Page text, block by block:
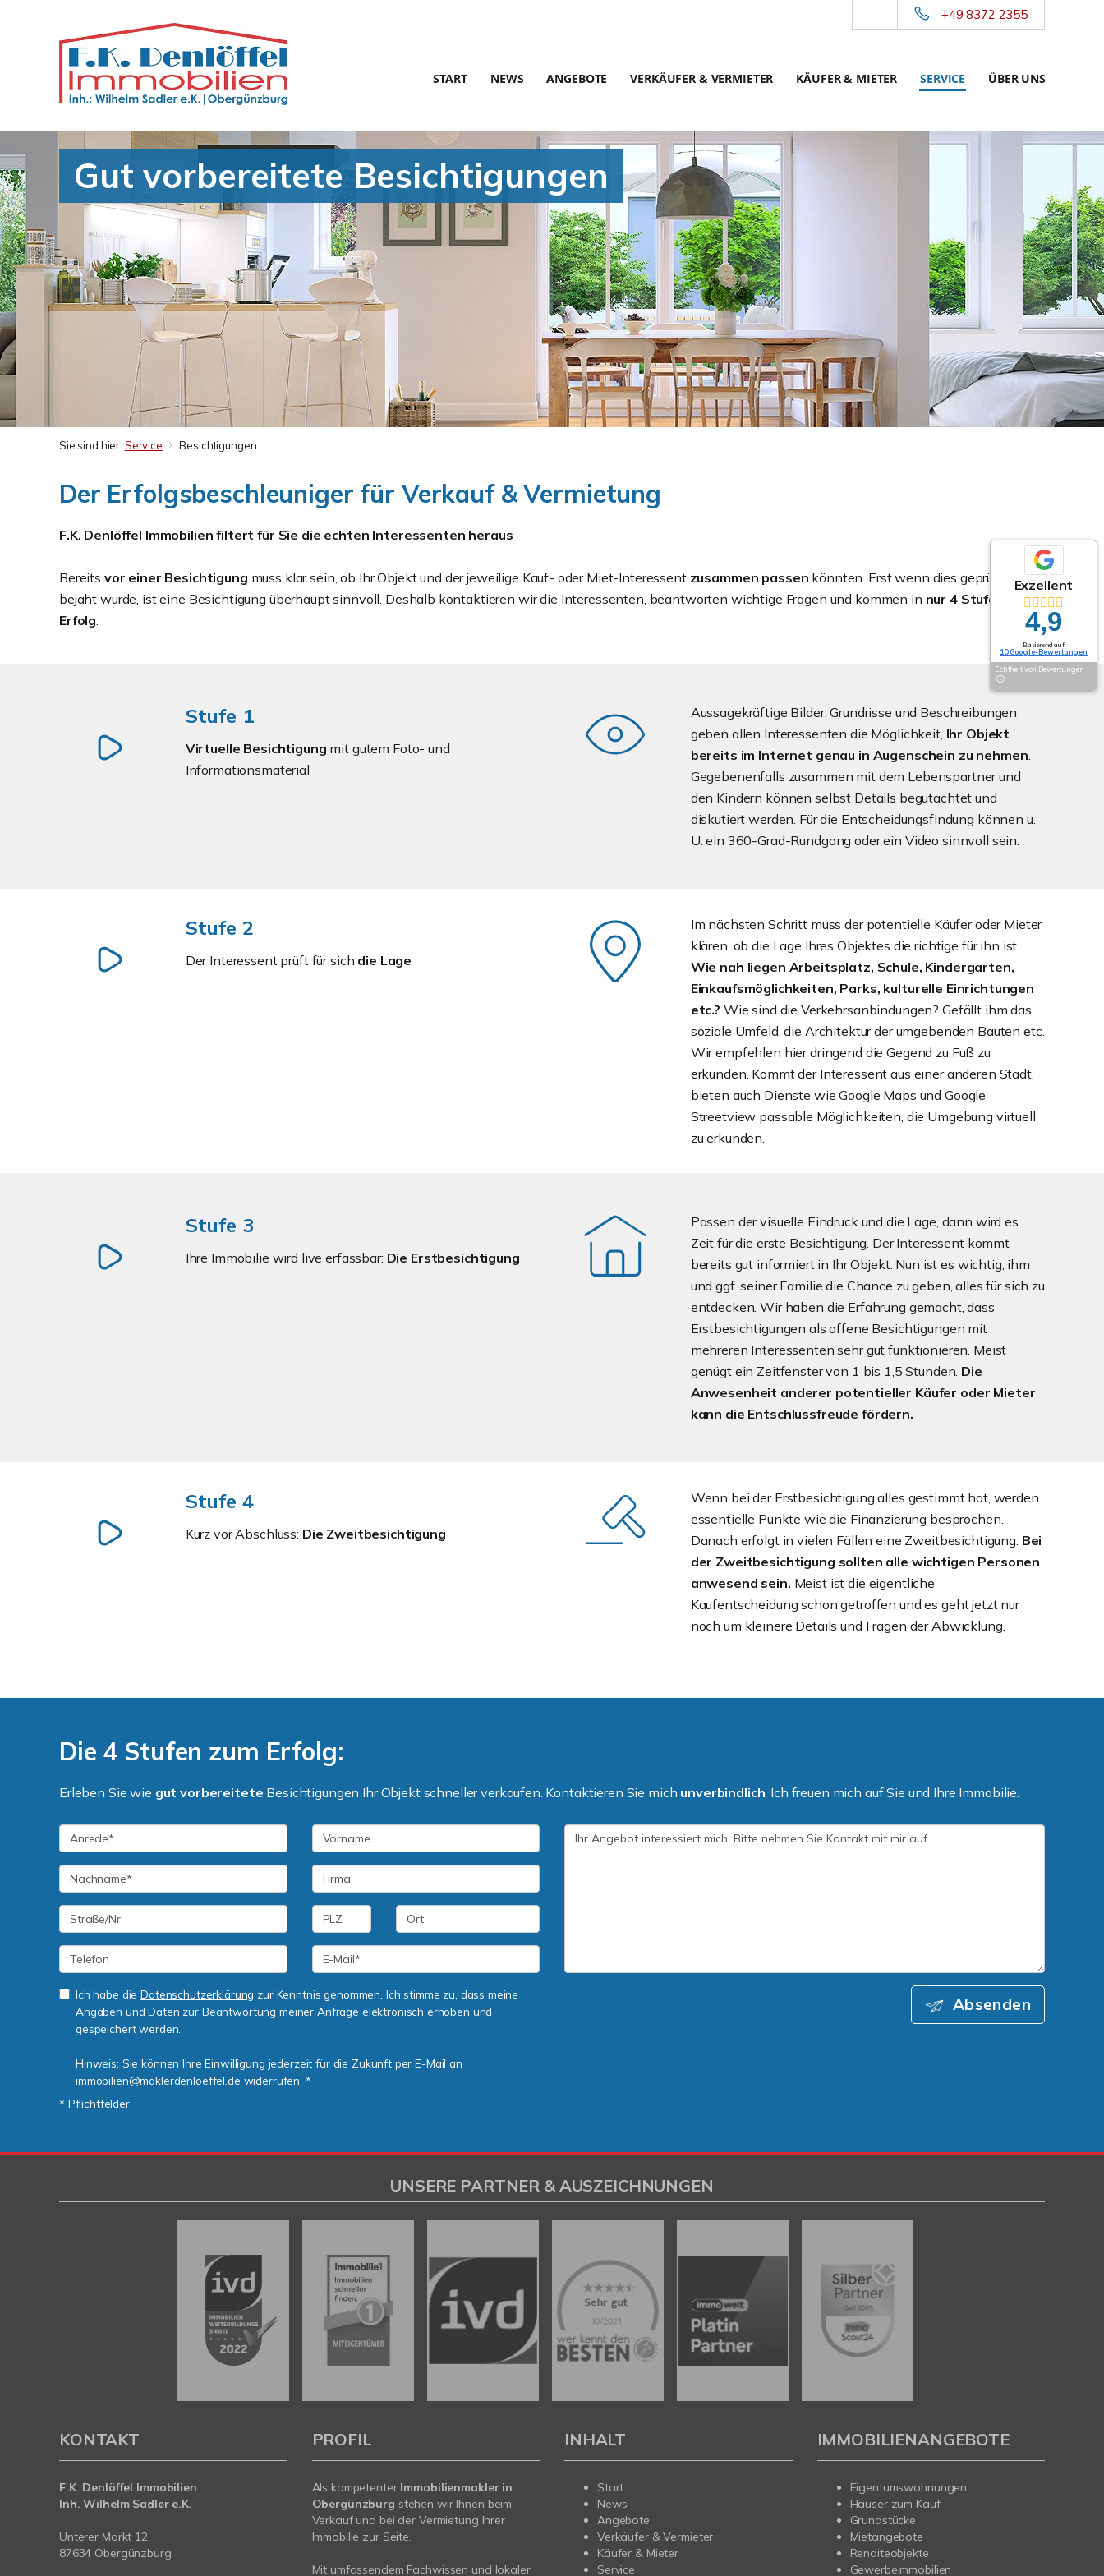
+49 8372 2355
START NEWS ANGEBOTE VERKÄUFER & VERMIETER KÄUFER & MIETER SERVICE ÜBER UNS
Gut vorbereitete Besichtigungen
Sie sind hier: Service Besichtigungen
Der Erfolgsbeschleuniger für Verkauf & Vermietung
F.K. Denlöffel Immobilien filtert für Sie die echten Interessenten heraus
Bereits vor einer Besichtigung muss klar sein, ob Ihr Objekt und der jeweilige Kauf- oder Miet-Interessent zusammen passen könnten. Erst wenn dies geprüft und
bejaht wurde, ist eine Besichtigung überhaupt sinnvoll. Deshalb kontaktieren wir die Interessenten, beantworten wichtige Fragen und kommen in nur 4 Stufen zum
Erfolg:
Stufe 1
Virtuelle Besichtigung mit gutem Foto- und
Informationsmaterial
Aussagekräftige Bilder, Grundrisse und Beschreibungen
geben allen Interessenten die Möglichkeit, Ihr Objekt
bereits im Internet genau in Augenschein zu nehmen.
Gegebenenfalls zusammen mit dem Lebenspartner und
den Kindern können selbst Details begutachtet und
diskutiert werden. Für die Entscheidungsfindung können u.
U. ein 360-Grad-Rundgang oder ein Video sinnvoll sein.
Stufe 2
Der Interessent prüft für sich die Lage
Im nächsten Schritt muss der potentielle Käufer oder Mieter
klären, ob die Lage Ihres Objektes die richtige für ihn ist.
Wie nah liegen Arbeitsplatz, Schule, Kindergarten,
Einkaufsmöglichkeiten, Parks, kulturelle Einrichtungen
etc.? Wie sind die Verkehrsanbindungen? Gefällt ihm das
soziale Umfeld, die Architektur der umgebenden Bauten etc.
Wir empfehlen hier dringend die Gegend zu Fuß zu
erkunden. Kommt der Interessent aus einer anderen Stadt,
bieten auch Dienste wie Google Maps und Google
Streetview passable Möglichkeiten, die Umgebung virtuell
zu erkunden.
Stufe 3
Ihre Immobilie wird live erfassbar: Die Erstbesichtigung
Passen der visuelle Eindruck und die Lage, dann wird es
Zeit für die erste Besichtigung. Der Interessent kommt
bereits gut informiert in Ihr Objekt. Nun ist es wichtig, ihm
und ggf. seiner Familie die Chance zu geben, alles für sich zu
entdecken. Wir haben die Erfahrung gemacht, dass
Erstbesichtigungen als offene Besichtigungen mit
mehreren Interessenten sehr gut funktionieren. Meist
genügt ein Zeitfenster von 1 bis 1,5 Stunden. Die
Anwesenheit anderer potentieller Käufer oder Mieter
kann die Entschlussfreude fördern.
Stufe 4
Kurz vor Abschluss: Die Zweitbesichtigung
Wenn bei der Erstbesichtigung alles gestimmt hat, werden
essentielle Punkte wie die Finanzierung besprochen.
Danach erfolgt in vielen Fällen eine Zweitbesichtigung. Bei
der Zweitbesichtigung sollten alle wichtigen Personen
anwesend sein. Meist ist die eigentliche
Kaufentscheidung schon getroffen und es geht jetzt nur
noch um kleinere Details und Fragen der Abwicklung.
Die 4 Stufen zum Erfolg:
Erleben Sie wie gut vorbereitete Besichtigungen Ihr Objekt schneller verkaufen. Kontaktieren Sie mich unverbindlich. Ich freuen mich auf Sie und Ihre Immobilie.
Ich habe dieDatenschutzerklärung zur Kenntnis genommen. Ich stimme zu, dass meine
Angaben und Daten zur Beantwortung meiner Anfrage elektronisch erhoben und
gespeichert werden.
Hinweis: Sie können Ihre Einwilligung jederzeit für die Zukunft per E-Mail an
immobilien@maklerdenloeffel.de widerrufen. *
* Pflichtfelder
Absenden
Exzellent
4,9
Basierend auf
10 Google-Bewertungen
Echtheit von Bewertungen
UNSERE PARTNER & AUSZEICHNUNGEN
KONTAKT
F.K. Denlöffel Immobilien
Inh. Wilhelm Sadler e.K.
Unterer Markt 12
87634 Obergünzburg
PROFIL
Als kompetenter Immobilienmakler in
Obergünzburg stehen wir Ihnen beim
Verkauf und bei der Vermietung Ihrer
Immobilie zur Seite.
Mit umfassendem Fachwissen und lokaler
INHALT
Start
News
Angebote
Verkäufer & Vermieter
Käufer & Mieter
Service
IMMOBILIENANGEBOTE
Eigentumswohnungen
Häuser zum Kauf
Grundstücke
Mietangebote
Renditeobjekte
Gewerbeimmobilien